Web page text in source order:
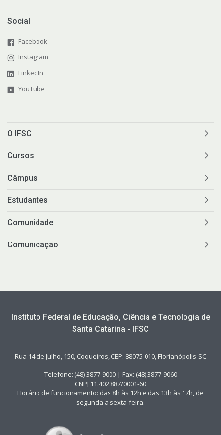
Social
Facebook
Instagram
LinkedIn
YouTube
O IFSC
Cursos
Câmpus
Estudantes
Comunidade
Comunicação
Instituto Federal de Educação, Ciência e Tecnologia de
Santa Catarina - IFSC
Rua 14 de Julho, 150, Coqueiros, CEP: 88075-010, Florianópolis-SC
Telefone: (48) 3877-9000 | Fax: (48) 3877-9060
CNPJ 11.402.887/0001-60
Horário de funcionamento: das 8h às 12h e das 13h às 17h, de
segunda a sexta-feira.